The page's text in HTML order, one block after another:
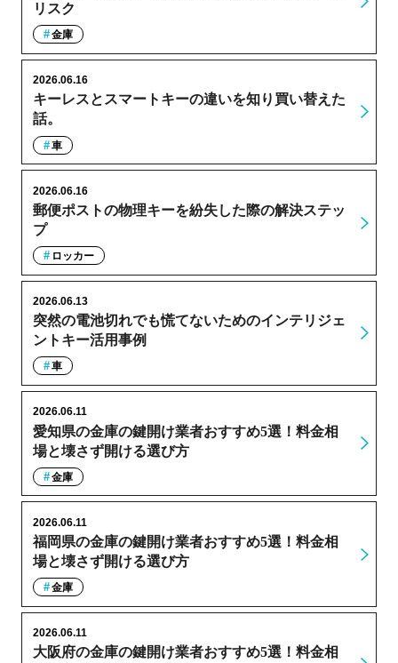
リスク
金庫
キーレスとスマートキーの違いを知り買い替えた
話。
2026.06.16
車
郵便ポストの物理キーを紛失した際の解決ステッ
プ
2026.06.16
ロッカー
突然の電池切れでも慌てないためのインテリジェ
ントキー活用事例
2026.06.13
車
愛知県の金庫の鍵開け業者おすすめ5選！料金相
場と壊さず開ける選び方
2026.06.11
金庫
福岡県の金庫の鍵開け業者おすすめ5選！料金相
場と壊さず開ける選び方
2026.06.11
金庫
大阪府の金庫の鍵開け業者おすすめ5選！料金相
2026.06.11